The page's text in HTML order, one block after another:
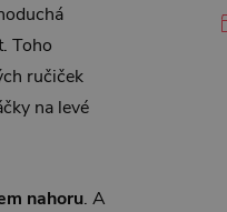
Toho
ručiček
na levé
nahoru. A